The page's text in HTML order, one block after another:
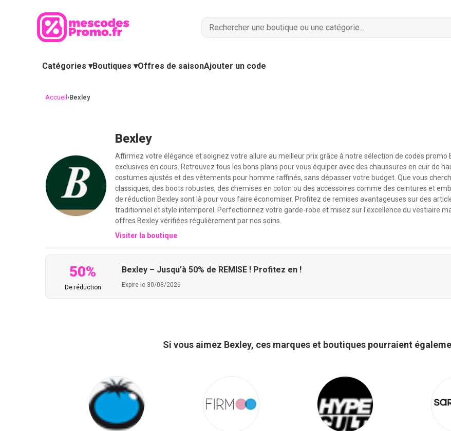
Catégories ▾Boutiques ▾Offres de saisonAjouter un code
Accueil ›Bexley
Bexley
Affirmez votre élégance et soignez votre allure au meilleur prix grâce à notre sélection de codes promo
exclusives en cours. Retrouvez tous les bons plans pour vous équiper avec des chaussures en cuir de
costumes ajustés et des vêtements pour homme raffinés, sans dépasser votre budget. Que vous
classiques, des boots robustes, des chemises en coton ou des accessoires comme des ceintures et
de réduction Bexley sont là pour vous faire économiser. Profitez de remises avantageuses sur des
traditionnel et style intemporel. Perfectionnez votre garde-robe et misez sur l'excellence du vestiaire
offres Bexley vérifiées régulièrement par nos soins.
Visiter la boutique
50%
De réduction
Bexley – Jusqu’à 50% de REMISE ! Profitez en !
Expire le 30/08/2026
Si vous aimez Bexley, ces marques et boutiques pourraient